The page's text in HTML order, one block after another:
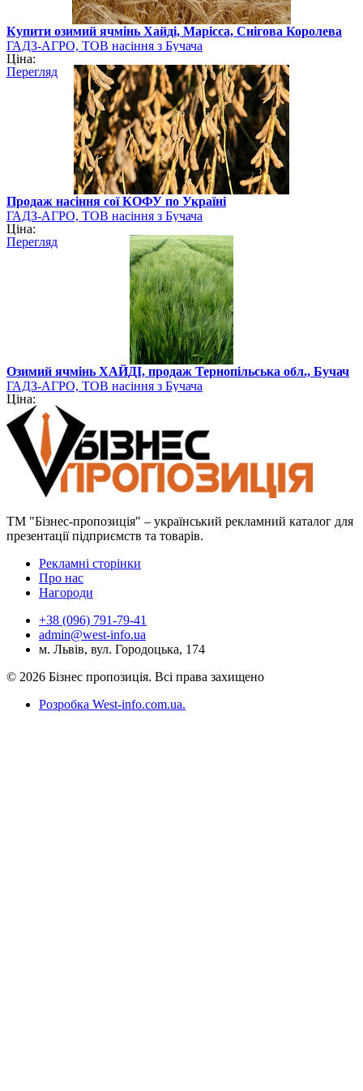
Купити озимий ячмінь Хайді, Марісса, Снігова Королева
ГАДЗ-АГРО, ТОВ насіння з Бучача
Ціна:
Перегляд
Продаж насіння сої КОФУ по Україні
ГАДЗ-АГРО, ТОВ насіння з Бучача
Ціна:
Перегляд
Озимий ячмінь ХАЙДІ, продаж Тернопільська обл., Бучач
ГАДЗ-АГРО, ТОВ насіння з Бучача
Ціна:
ТМ "Бізнес-пропозиція" – український рекламний каталог для
презентації підприємств та товарів.
Рекламні сторінки
Про нас
Нагороди
+38 (096) 791-79-41
admin@west-info.ua
м. Львів, вул. Городоцька, 174
© 2026 Бізнес пропозиція. Всі права захищено
Розробка West-info.com.ua.